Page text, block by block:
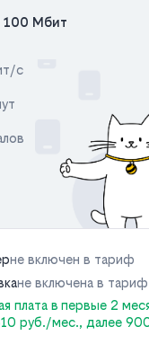
100 Мбит
с
не включен в тариф
не включена в тариф
плата в первые 2
руб./мес., далее